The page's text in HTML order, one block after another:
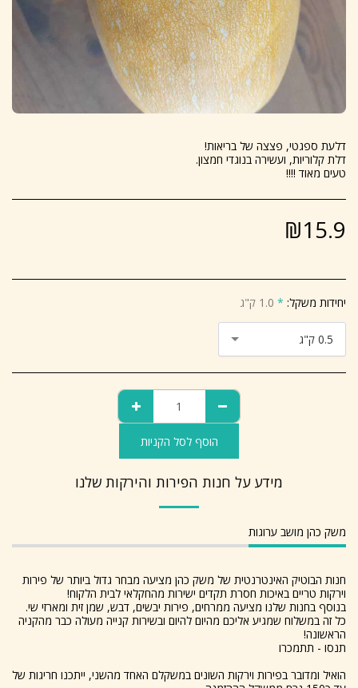
טעים מאוד !!!!
₪15.9
יחידות משקל: * 1.0 ק"ג
0.5 ק"ג
הוסף לסל הקניות
מידע על חנות הפירות והירקות שלנו
משק כהן מושב ערוגות
חנות הבוטיק האינטרנטית של משק כהן מציעה מבחר גדול ביותר של פירות
וירקות טריים באיכות חסרת תקדים ישירות מהחקלאי לבית הלקוח!
בנוסף בחנות שלנו מציעה ממרחים, פירות יבשים, דבש, שמן זית ומארזי שי.
כל זה במשלוח שמגיע אליכם מהיום להיום ובשירות קנייה מעולה כבר מהקניה
הראשונה!
תנסו - תתמכרו
הואיל ומדובר בפירות וירקות השונים במשקלם האחד מהשני, ייתכנו חריגות של